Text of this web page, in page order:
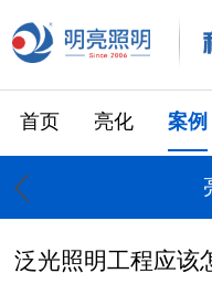
首页 亮化 案例
泛光照明工程应该